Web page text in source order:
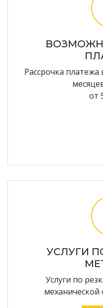
Рассрочка
от
УСЛУГИ
Услуги по
механической